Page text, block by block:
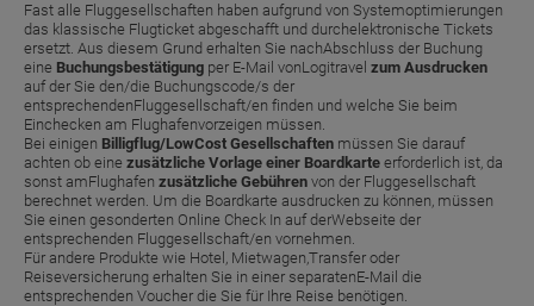
Fast alle Fluggesellschaften haben aufgrund von Systemoptimierungen
das klassische Flugticket abgeschafft und durchelektronische Tickets
ersetzt. Aus diesem Grund erhalten Sie nachAbschluss der Buchung
eine Buchungsbestätigung per E-Mail vonLogitravel zum Ausdrucken
auf der Sie den/die Buchungscode/s der
entsprechendenFluggesellschaft/en finden und welche Sie beim
Einchecken am Flughafenvorzeigen müssen.
Bei einigen Billigflug/LowCost Gesellschaften müssen Sie darauf
achten ob eine zusätzliche Vorlage einer Boardkarte erforderlich ist, da
sonst amFlughafen zusätzliche Gebühren von der Fluggesellschaft
berechnet werden. Um die Boardkarte ausdrucken zu können, müssen
Sie einen gesonderten Online Check In auf derWebseite der
entsprechenden Fluggesellschaft/en vornehmen.
Für andere Produkte wie Hotel, Mietwagen,Transfer oder
Reiseversicherung erhalten Sie in einer separatenE-Mail die
entsprechenden Voucher die Sie für Ihre Reise benötigen.